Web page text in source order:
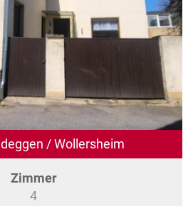
/ Wollersheim
Zimmer
4